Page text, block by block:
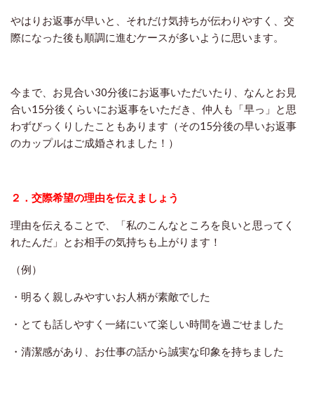
やはりお返事が早いと、それだけ気持ちが伝わりやすく、交
際になった後も順調に進むケースが多いように思います。
今まで、お見合い30分後にお返事いただいたり、なんとお見
合い15分後くらいにお返事をいただき、仲人も「早っ」と思
わずびっくりしたこともあります（その15分後の早いお返事
のカップルはご成婚されました！）
２．交際希望の理由を伝えましょう
理由を伝えることで、「私のこんなところを良いと思ってく
れたんだ」とお相手の気持ちも上がります！
（例）
・明るく親しみやすいお人柄が素敵でした
・とても話しやすく一緒にいて楽しい時間を過ごせました
・清潔感があり、お仕事の話から誠実な印象を持ちました